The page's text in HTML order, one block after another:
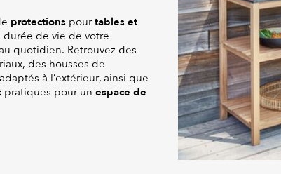
protections pourtables et
de vie de votre
quotidien. Retrouvez des
des housses de
à l’extérieur, ainsi que
pratiques pour un espace de